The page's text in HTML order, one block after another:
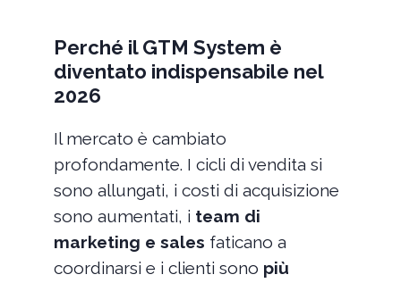
Perché il GTM System è
diventato indispensabile nel
2026
Il mercato è cambiato
profondamente. I cicli di vendita si
sono allungati, i costi di acquisizione
sono aumentati, i team di
marketing e sales faticano a
coordinarsi e i clienti sono più